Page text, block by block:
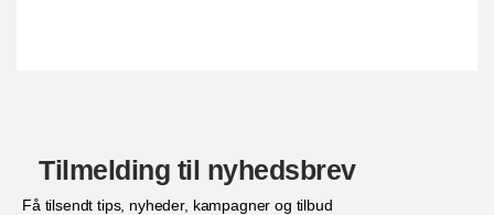
Tilmelding til nyhedsbrev
Få tilsendt tips, nyheder, kampagner og tilbud